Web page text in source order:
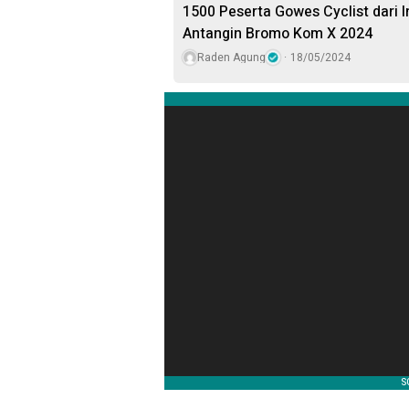
1500 Peserta Gowes Cyclist dari
Antangin Bromo Kom X 2024
Raden Agung 18/05/2024